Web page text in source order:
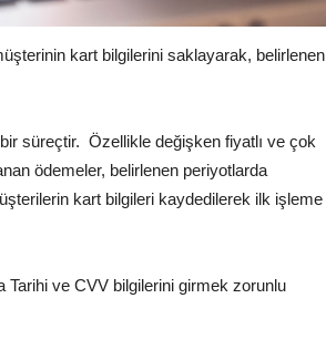
kart bilgilerini saklayarak, belirlenen
süreçtir. Özellikle değişken fiyatlı ve çok
ödemeler, belirlenen periyotlarda
kart bilgileri kaydedilerek ilk işleme
ve CVV bilgilerini girmek zorunlu